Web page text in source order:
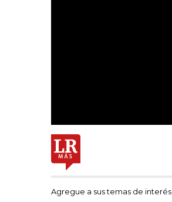
Agregue a sus temas de interés